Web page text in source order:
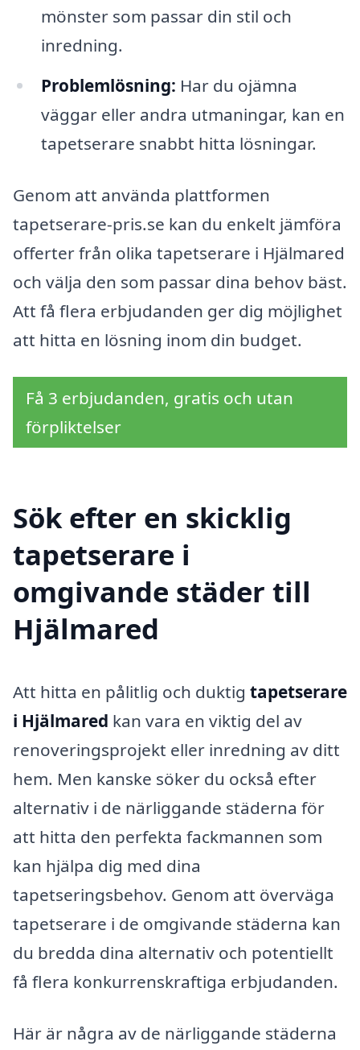
mönster som passar din stil och
inredning.
Problemlösning: Har du ojämna
väggar eller andra utmaningar, kan en
tapetserare snabbt hitta lösningar.
Genom att använda plattformen
tapetserare-pris.se kan du enkelt jämföra
offerter från olika tapetserare i Hjälmared
och välja den som passar dina behov bäst.
Att få flera erbjudanden ger dig möjlighet
att hitta en lösning inom din budget.
Få 3 erbjudanden, gratis och utan
förpliktelser
Sök efter en skicklig
tapetserare i
omgivande städer till
Hjälmared
Att hitta en pålitlig och duktig tapetserare
i Hjälmared kan vara en viktig del av
renoveringsprojekt eller inredning av ditt
hem. Men kanske söker du också efter
alternativ i de närliggande städerna för
att hitta den perfekta fackmannen som
kan hjälpa dig med dina
tapetseringsbehov. Genom att överväga
tapetserare i de omgivande städerna kan
du bredda dina alternativ och potentiellt
få flera konkurrenskraftiga erbjudanden.
Här är några av de närliggande städerna